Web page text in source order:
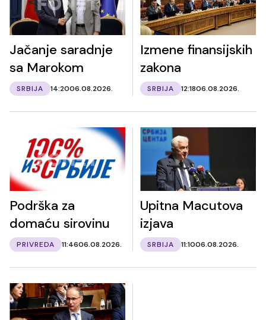
Jačanje saradnje
sa Marokom
SRBIJA 14:2006.08.2026.
Izmene finansijskih
zakona
SRBIJA 12:1806.08.2026.
Podrška za
domaću sirovinu
PRIVREDA 11:4606.08.2026.
Upitna Macutova
izjava
SRBIJA 11:1006.08.2026.